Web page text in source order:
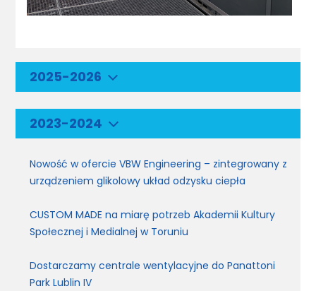
2025-2026
2023-2024
Nowość w ofercie VBW Engineering – zintegrowany z
urządzeniem glikolowy układ odzysku ciepła
CUSTOM MADE na miarę potrzeb Akademii Kultury
Społecznej i Medialnej w Toruniu
Dostarczamy centrale wentylacyjne do Panattoni
Park Lublin IV